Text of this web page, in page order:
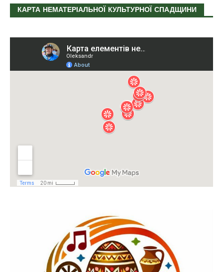
КАРТА НЕМАТЕРІАЛЬНОЇ КУЛЬТУРНОЇ СПАДЩИНИ